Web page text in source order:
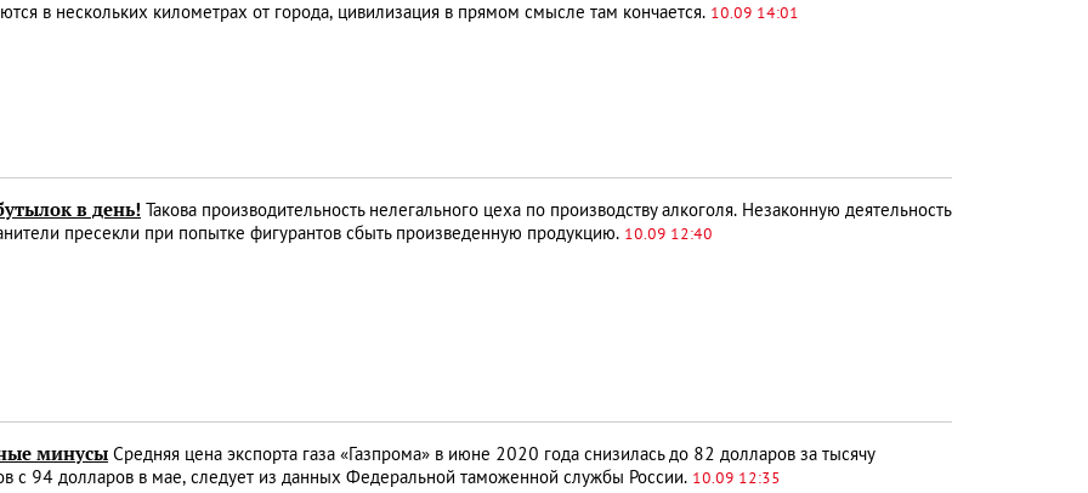
в нескольких километрах от города, цивилизация в прямом смысле там кончается. 10.09 14:01
в день! Такова производительность нелегального цеха по производству алкоголя. Незаконную деятельность
пресекли при попытке фигурантов сбыть произведенную продукцию. 10.09 12:40
минусы Средняя цена экспорта газа «Газпрома» в июне 2020 года снизилась до 82 долларов за тысячу
с 94 долларов в мае, следует из данных Федеральной таможенной службы России. 10.09 12:35